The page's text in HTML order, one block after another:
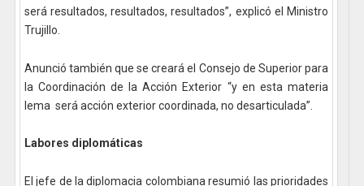
será resultados, resultados, resultados”, explicó el Ministro
Trujillo.
Anunció también que se creará el Consejo de Superior para
la Coordinación de la Acción Exterior “y en esta materia
lema será acción exterior coordinada, no desarticulada”.
Labores diplomáticas
El jefe de la diplomacia colombiana resumió las prioridades